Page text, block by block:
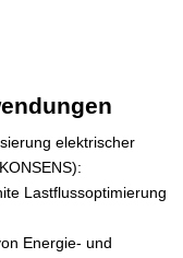
elektrischer
Lastflussoptimierung
Energie- und